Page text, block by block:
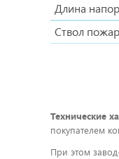
Длина
Ствол
Технические
покупателем
При этом